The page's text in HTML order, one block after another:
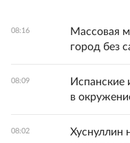
08:16
Массовая
город без
08:09
Испанские
в
08:02
Хуснуллин